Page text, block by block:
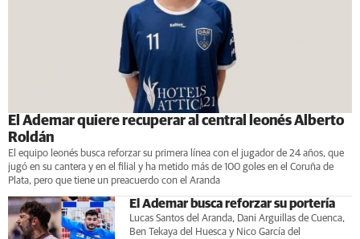
El Ademar quiere recuperar al central leonés Alberto
Roldán
El equipo leonés busca reforzar su primera línea con el jugador de 24 años, que
jugó en su cantera y en el filial y ha metido más de 100 goles en el Coruña de
Plata, pero que tiene un preacuerdo con el Aranda
El Ademar busca reforzar su portería
Lucas Santos del Aranda, Dani Arguillas de Cuenca,
Ben Tekaya del Huesca y Nico García del